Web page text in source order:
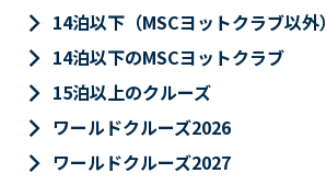
keyboard_arrow_right 14泊以下（MSCヨットクラブ以外）
keyboard_arrow_right 14泊以下のMSCヨットクラブ
keyboard_arrow_right 15泊以上のクルーズ
keyboard_arrow_right ワールドクルーズ2026
keyboard_arrow_right ワールドクルーズ2027